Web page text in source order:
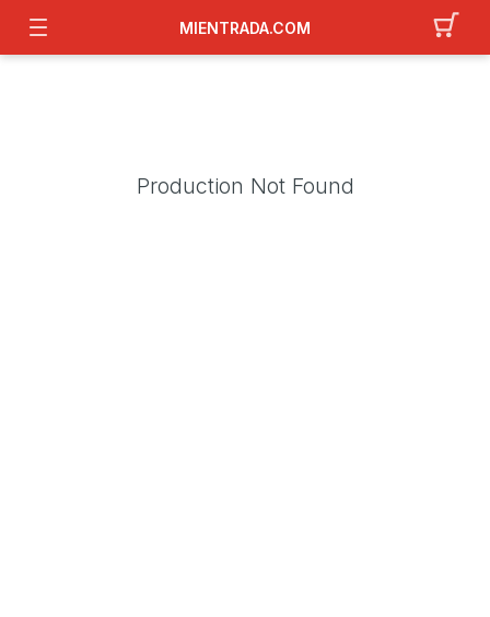
MIENTRADA.COM
Production Not Found